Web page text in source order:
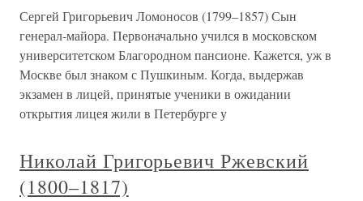
Сергей Григорьевич Ломоносов (1799–1857) Сын
генерал-майора. Первоначально учился в московском
университетском Благородном пансионе. Кажется, уж в
Москве был знаком с Пушкиным. Когда, выдержав
экзамен в лицей, принятые ученики в ожидании
открытия лицея жили в Петербурге у
Николай Григорьевич Ржевский
(1800–1817)